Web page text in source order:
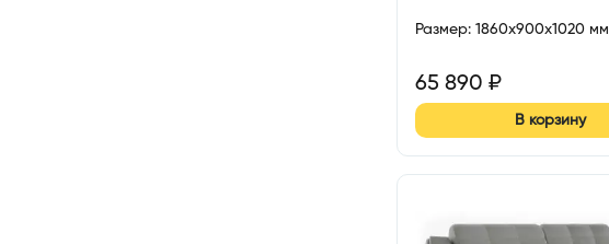
Размер: 1860x900x1020 мм
65 890 ₽
В корзину